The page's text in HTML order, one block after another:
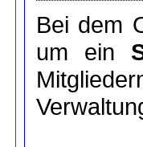
Bei dem
um ein